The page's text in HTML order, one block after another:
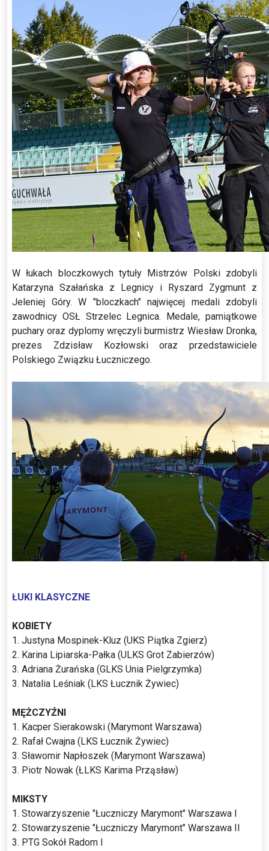
W łukach bloczkowych tytuły Mistrzów Polski zdobyli
Katarzyna Szałańska z Legnicy i Ryszard Zygmunt z
Jeleniej Góry. W "bloczkach" najwięcej medali zdobyli
zawodnicy OSŁ Strzelec Legnica. Medale, pamiątkowe
puchary oraz dyplomy wręczyli burmistrz Wiesław Dronka,
prezes Zdzisław Kozłowski oraz przedstawiciele
Polskiego Związku Łuczniczego.
ŁUKI KLASYCZNE
KOBIETY
1. Justyna Mospinek-Kluz (UKS Piątka Zgierz)
2. Karina Lipiarska-Pałka (ULKS Grot Zabierzów)
3. Adriana Żurańska (GLKS Unia Pielgrzymka)
3. Natalia Leśniak (LKS Łucznik Żywiec)
MĘŻCZYŹNI
1. Kacper Sierakowski (Marymont Warszawa)
2. Rafał Cwajna (LKS Łucznik Żywiec)
3. Sławomir Napłoszek (Marymont Warszawa)
3. Piotr Nowak (ŁLKS Karima Prząsław)
MIKSTY
1. Stowarzyszenie "Łuczniczy Marymont" Warszawa I
2. Stowarzyszenie "Łuczniczy Marymont" Warszawa II
3. PTG Sokół Radom I